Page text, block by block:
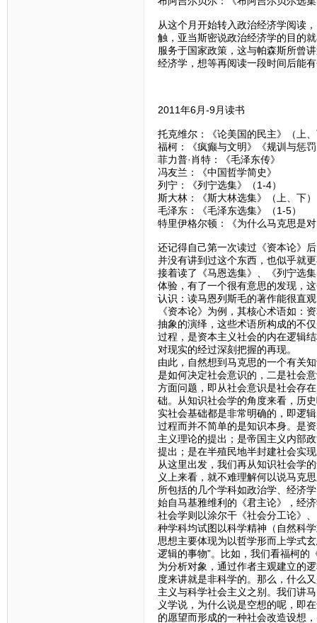
从这个月开始转入政治经济学阅读
触，亚当斯密说政治经济学的目的
服务于国家政策，这与帕森斯所曾
经济学，想等再阅读一段时间后能
2011年6月-9月读书
托克维尔：《论美国的民主》（上
福柯：《疯癫与文明》《规训与惩
菲力普·肖特：《毛泽东传》
冯友兰：《中国哲学简史》
列宁：《列宁选集》（1-4）
斯大林：《斯大林选集》（上、下）
毛泽东：《毛泽东选集》（1-5）
特里伊格尔顿：《为什么马克思是
还记得自己第一次读过《资本论》
并没有讲到过这个东西，也似乎就
接着读了《马恩选集》、《列宁选
体验，有了一个很有意思的发现，
认识：读马恩列斯毛的著作能很直
《资本论》为例，其核心术语如：
抽象的演绎，这些术语所构成的不
过程，是资本主义社会的内在逻辑
对现实的经过深刻把握的再现。
由此，自然想到马克思的一个有关
是如何决定社会意识的，二是社会
方面问题，即从社会意识是社会存
础。从知识社会学的角度来看，历
实社会基础都是非常明确的，即逻
过程而并不简单的是知识本身。是
主义理论的提出；是帝国主义内部
提出；是在半殖民地半封建社会实
从这里出发，我们再从知识社会学
义上来看，就不难理解何以说马克
所包括的几个学科如政治学、经济
始自马基雅维利的《君主论》，经
社会学则以涂尔干《社会分工论》
种学科均试图以科学精神（自然科
思想主要体现为以哲学形而上学式
逻辑的事物”。比如，我们看福柯的
为分析对象，通过作者主观建立的
度来讲就是非科学的。那么，什么
主义与科学社会主义之别。我们讲
义学说，为什么说是空想的呢，即
的愿望而形成的一种社会改造设想